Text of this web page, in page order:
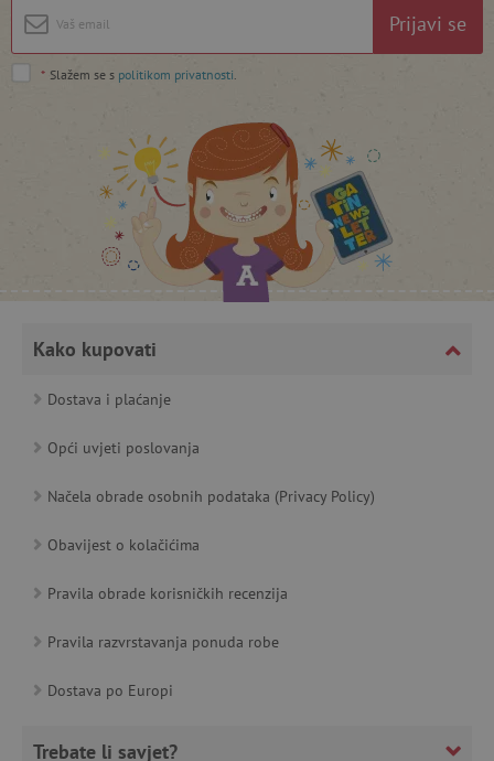
Prijavi se
* Slažem se s politikom privatnosti
Kako kupovati
Dostava i plaćanje
Opći uvjeti poslovanja
Načela obrade osobnih podataka (Privacy Policy)
Obavijest o kolačićima
Pravila obrade korisničkih recenzija
Pravila razvrstavanja ponuda robe
Dostava po Europi
Trebate li savjet?
.agatinsvijet.hr
_lb